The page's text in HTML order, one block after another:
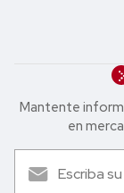
Mantente
en